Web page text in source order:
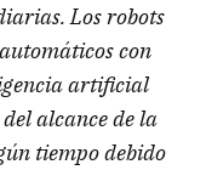
Los robots
con
artificial
alcance de la
tiempo debido